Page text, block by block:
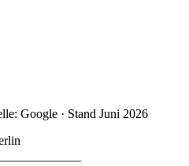
Google · Stand Juni 2026